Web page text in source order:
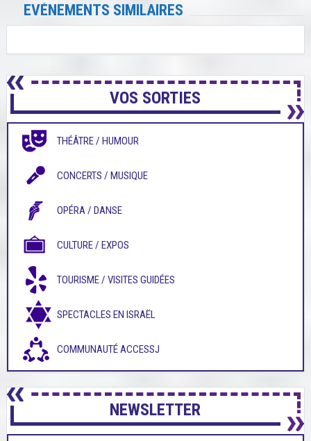
EVÉNEMENTS SIMILAIRES
VOS SORTIES
THÉÂTRE / HUMOUR
CONCERTS / MUSIQUE
OPÉRA / DANSE
CULTURE / EXPOS
TOURISME / VISITES GUIDÉES
SPECTACLES EN ISRAËL
COMMUNAUTÉ ACCESSJ
NEWSLETTER